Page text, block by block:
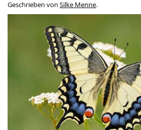
Geschrieben von Silke Menne.